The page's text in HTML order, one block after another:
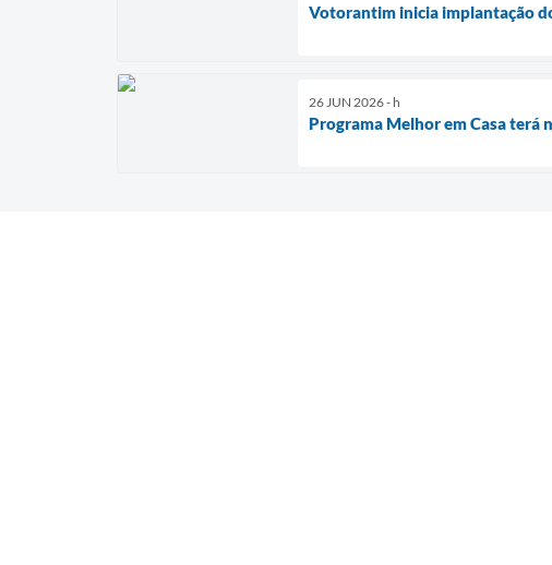
Votorantim inicia implantação
26 JUN 2026 - h
Programa Melhor em Casa terá